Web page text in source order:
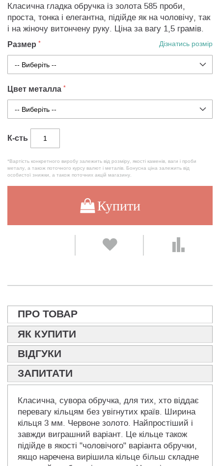
Класична гладка обручка із золота 585 проби,
проста, тонка і елегантна, підійде як на чоловічу, так
і на жіночу витончену руку. Ціна за вагу 1,5 грамів.
Размер Дізнатись розмір
Цвет металла
К-сть
*Вартість конкретного виробу залежить від розміру, якості каменів, ваги і проби
металу, а також поточного курсу валют і металів. Бонусна ціна залежить від
особистої знижки, а також поточних акцій магазину.
Купити
ПРО ТОВАР
ЯК КУПИТИ
ВІДГУКИ
ЗАПИТАТИ
Класична, сувора обручка, для тих, хто віддає
перевагу кільцям без увігнутих країв. Ширина
кільця 3 мм. Червоне золото. Найпростіший і
завжди виграшний варіант. Це кільце також
підійде в якості "чоловічого" варіанта обручки,
якщо наречена вирішила кільце більш складне